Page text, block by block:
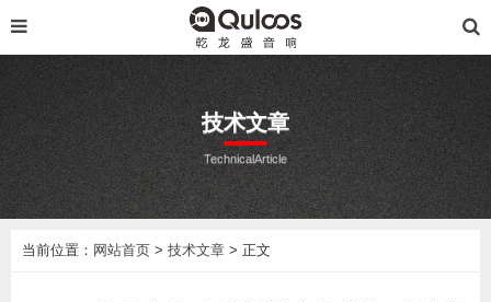
技术文章
TechnicalArticle
当前位置： 网站首页 > 技术文章 > 正文